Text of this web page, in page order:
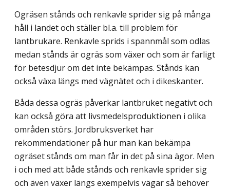
Ogräsen stånds och renkavle sprider sig på många
håll i landet och ställer bl.a. till problem för
lantbrukare. Renkavle sprids i spannmål som odlas
medan stånds är ogräs som växer och som är farligt
för betesdjur om det inte bekämpas. Stånds kan
också växa längs med vägnätet och i dikeskanter.
Båda dessa ogräs påverkar lantbruket negativt och
kan också göra att livsmedels­produktionen i olika
områden störs. Jordbruksverket har
rekommendationer på hur man kan bekämpa
ogräset stånds om man får in det på sina ägor. Men
i och med att både stånds och renkavle sprider sig
och även växer längs exempelvis vägar så behöver